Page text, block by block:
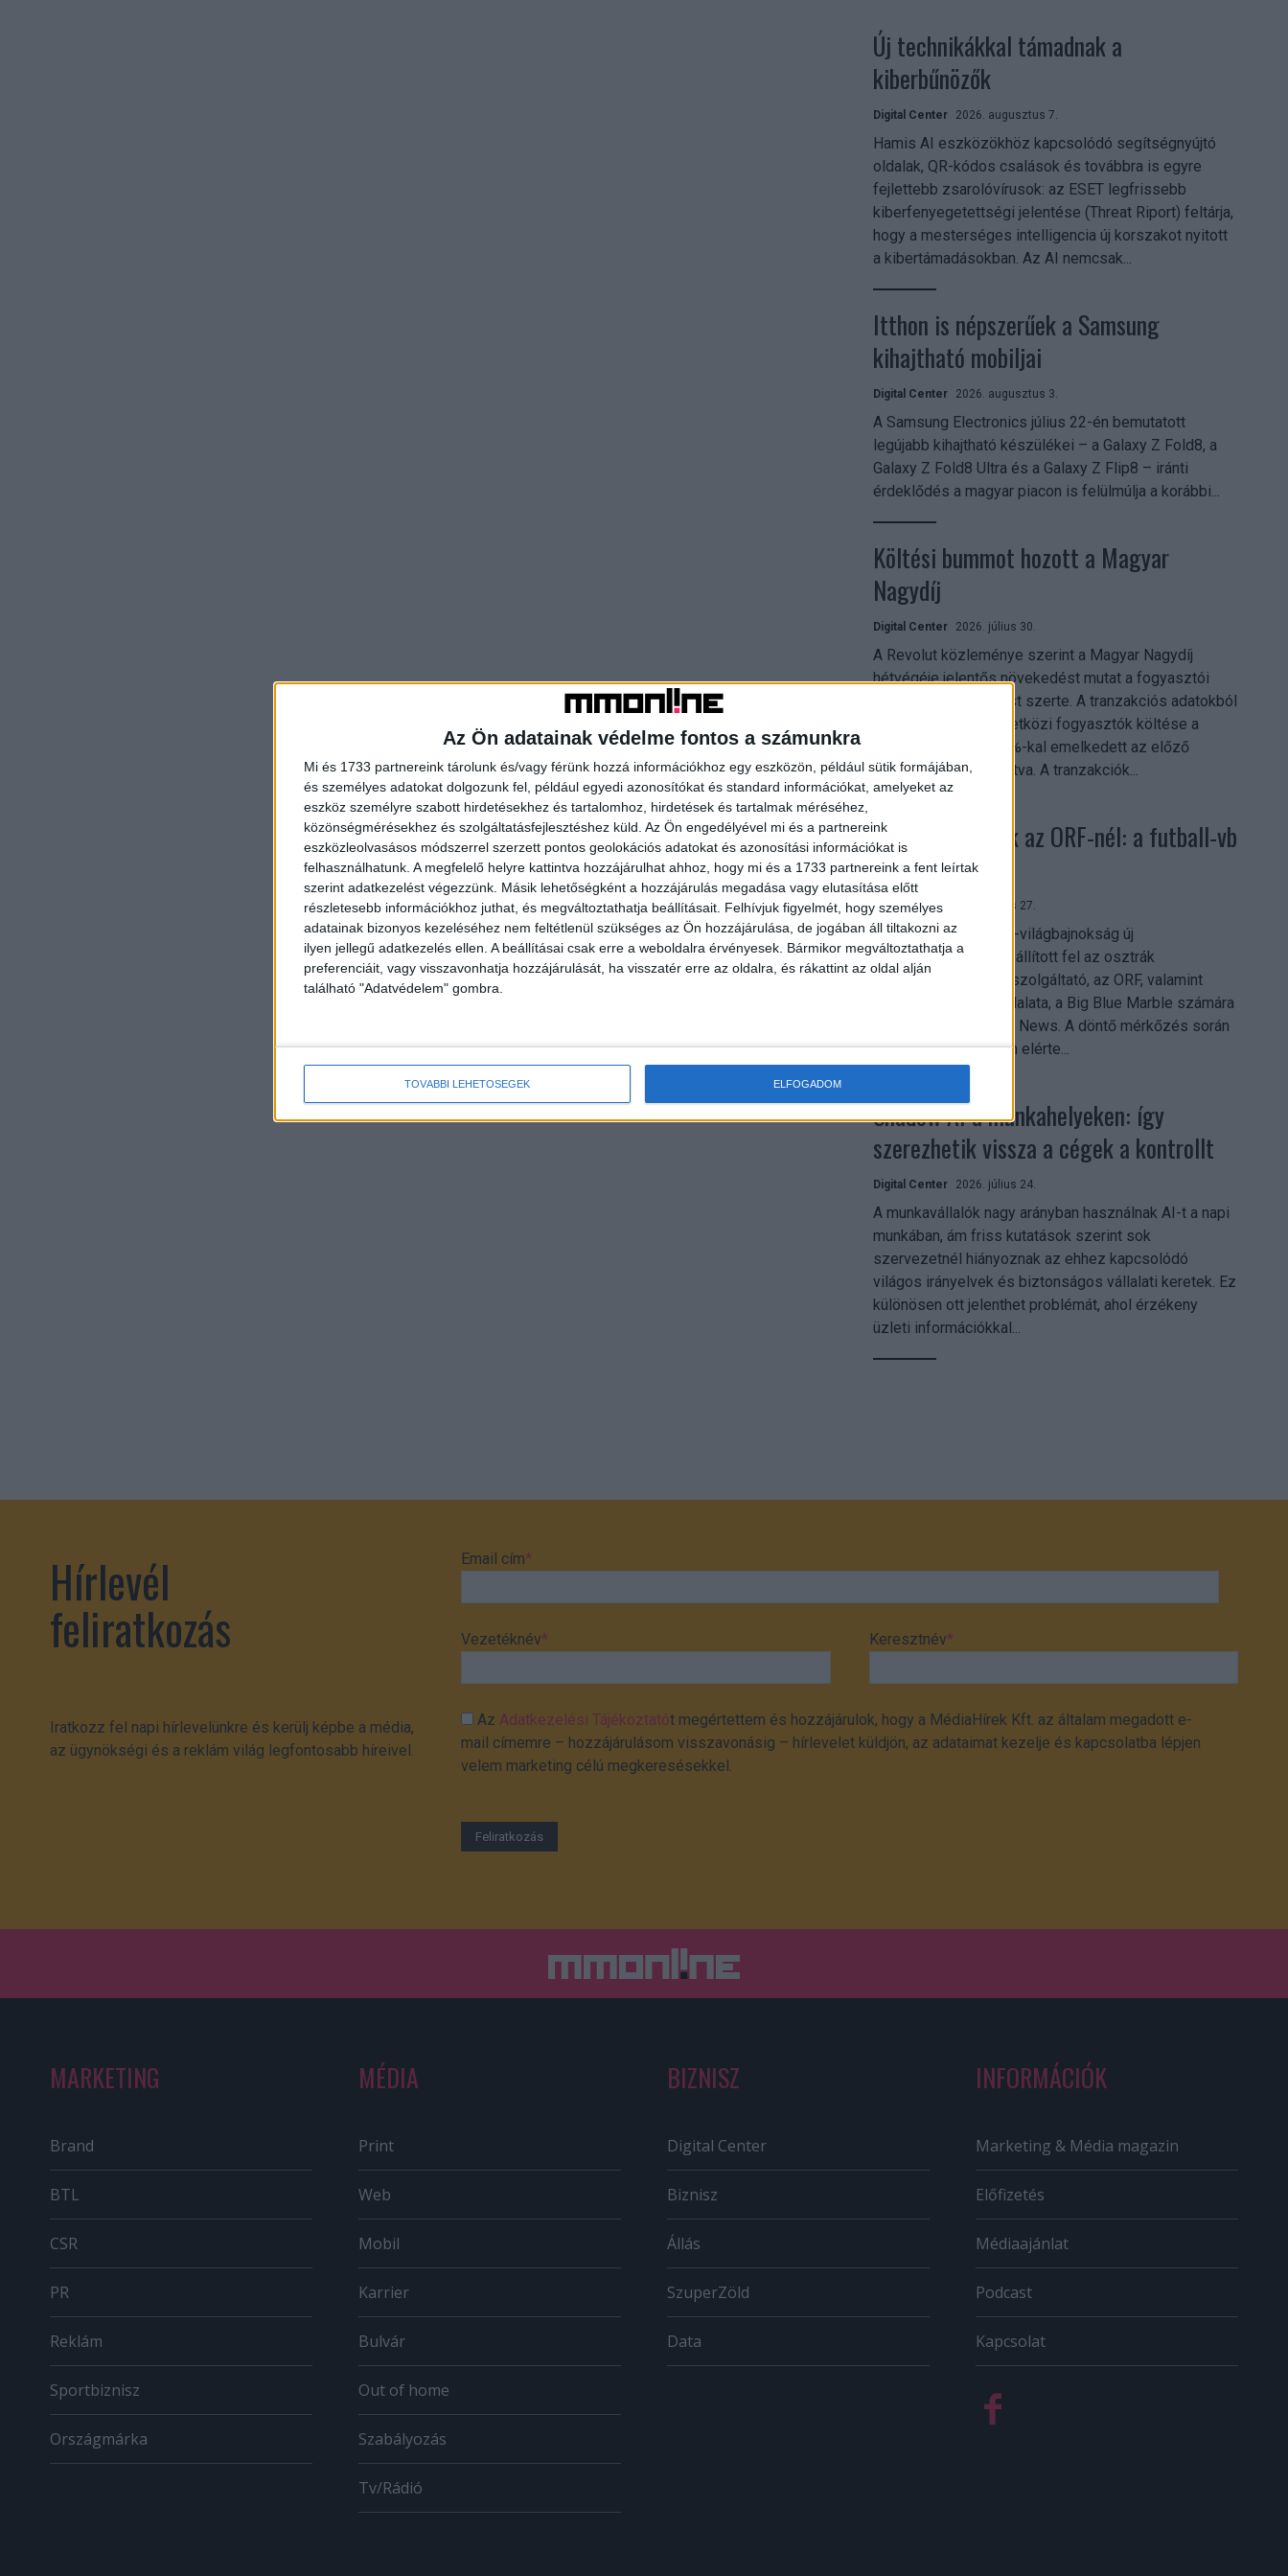
Az Ön adatainak védelme fontos a számunkra
Mi és 1733 partnereink tárolunk és/vagy férünk hozzá információkhoz egy eszközön, például sütik formájában,
és személyes adatokat dolgozunk fel, például egyedi azonosítókat és standard információkat, amelyeket az
eszköz személyre szabott hirdetésekhez és tartalomhoz, hirdetések és tartalmak méréséhez,
közönségmérésekhez és szolgáltatásfejlesztéshez küld. Az Ön engedélyével mi és a partnereink
eszközleolvasásos módszerrel szerzett pontos geolokációs adatokat és azonosítási információkat is
felhasználhatunk. A megfelelő helyre kattintva hozzájárulhat ahhoz, hogy mi és a 1733 partnereink a fent leírtak
szerint adatkezelést végezzünk. Másik lehetőségként a hozzájárulás megadása vagy elutasítása előtt
részletesebb információkhoz juthat, és megváltoztathatja beállításait. Felhívjuk figyelmét, hogy személyes
adatainak bizonyos kezeléséhez nem feltétlenül szükséges az Ön hozzájárulása, de jogában áll tiltakozni az
ilyen jellegű adatkezelés ellen. A beállításai csak erre a weboldalra érvényesek. Bármikor megváltoztathatja a
preferenciáit, vagy visszavonhatja hozzájárulását, ha visszatér erre az oldalra, és rákattint az oldal alján
található "Adatvédelem" gombra.
TOVÁBBI LEHETŐSÉGEK ELFOGADOM
Új technikákkal támadnak a
kiberbűnözők
Digital Center 2026. augusztus 7.
Hamis AI eszközökhöz kapcsolódó segítségnyújtó
oldalak, QR-kódos csalások és továbbra is egyre
fejlettebb zsarolóvírusok: az ESET legfrissebb
kiberfenyegetettségi jelentése (Threat Riport) feltárja,
hogy a mesterséges intelligencia új korszakot nyitott
a kibertámadásokban. Az AI nemcsak...
Itthon is népszerűek a Samsung
kihajtható mobiljai
Digital Center 2026. augusztus 3.
A Samsung Electronics július 22-én bemutatott
legújabb kihajtható készülékei – a Galaxy Z Fold8, a
Galaxy Z Fold8 Ultra és a Galaxy Z Flip8 – iránti
érdeklődés a magyar piacon is felülmúlja a korábbi...
Költési bummot hozott a Magyar
Nagydíj
Digital Center 2026. július 30.
A Revolut közleménye szerint a Magyar Nagydíj
hétvégéje jelentős növekedést mutat a fogyasztói
aktivitásban Budapest szerte. A tranzakciós adatokból
kiderül, hogy a nemzetközi fogyasztók költése a
versenyhétvégén 26%-kal emelkedett az előző
hétvégéhez viszonyítva. A tranzakciók...
Rekordok dőltek az ORF-nél: a futball-vb
mindent vitt
Digital Center 2026. július 27.
A 2026-os labdarúgó-világbajnokság új
streamingrekordokat állított fel az osztrák
közszolgálati műsorszolgáltató, az ORF, valamint
technológiai leányvállalata, a Big Blue Marble számára
– írja a Broadband TV News. A döntő mérkőzés során
az átlagos nézőszám elérte...
Shadow AI a munkahelyeken: így
szerezhetik vissza a cégek a kontrollt
Digital Center 2026. július 24.
A munkavállalók nagy arányban használnak AI-t a napi
munkában, ám friss kutatások szerint sok
szervezetnél hiányoznak az ehhez kapcsolódó
világos irányelvek és biztonságos vállalati keretek. Ez
különösen ott jelenthet problémát, ahol érzékeny
üzleti információkkal...
Hírlevél
feliratkozás
Iratkozz fel napi hírlevelünkre és kerülj képbe a média,
az ügynökségi és a reklám világ legfontosabb híreivel.
Email cím*
Vezetéknév* Keresztnév*
AzAdatkezelési Tájékoztatót megértettem és hozzájárulok, hogy a MédiaHírek Kft. az általam megadott e-
mail címemre – hozzájárulásom visszavonásig – hírlevelet küldjön, az adataimat kezelje és kapcsolatba lépjen
velem marketing célú megkeresésekkel.
MARKETING
Brand
BTL
CSR
PR
Reklám
Sportbiznisz
Országmárka
MÉDIA
Print
Web
Mobil
Karrier
Bulvár
Out of home
Szabályozás
Tv/Rádió
BIZNISZ
Digital Center
Biznisz
Állás
SzuperZöld
Data
INFORMÁCIÓK
Marketing & Média magazin
Előfizetés
Médiaajánlat
Podcast
Kapcsolat